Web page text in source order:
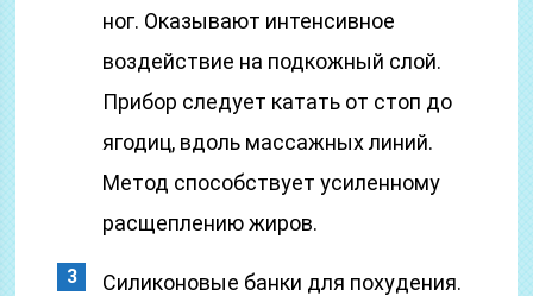
ног. Оказывают интенсивное
воздействие на подкожный слой.
Прибор следует катать от стоп до
ягодиц, вдоль массажных линий.
Метод способствует усиленному
расщеплению жиров.
Силиконовые банки для похудения.